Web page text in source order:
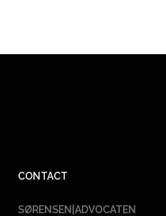
CONTACT
SØRENSEN|ADVOCATEN